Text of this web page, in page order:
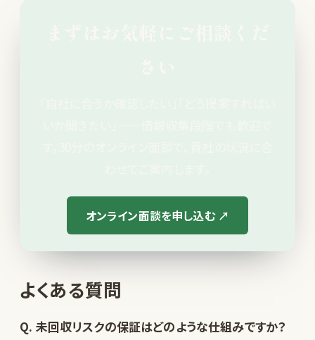
オンライン面談を申し込む ↗
よくある質問
Q. 未回収リスクの保証はどのような仕組みですか？